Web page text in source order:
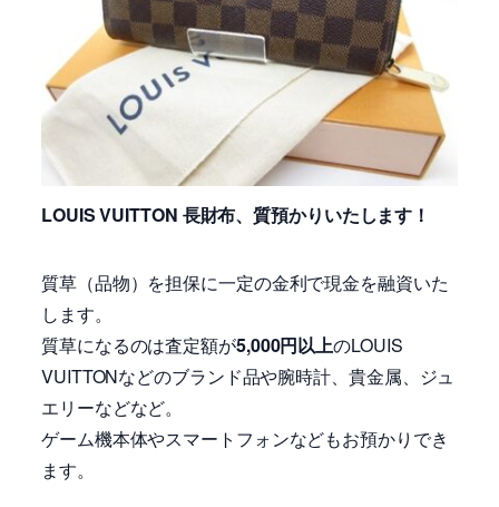
LOUIS VUITTON 長財布、質預かりいたします！
質草（品物）を担保に一定の金利で現金を融資いた
します。
質草になるのは査定額が5,000円以上のLOUIS
VUITTONなどのブランド品や腕時計、貴金属、ジュ
エリーなどなど。
ゲーム機本体やスマートフォンなどもお預かりでき
ます。